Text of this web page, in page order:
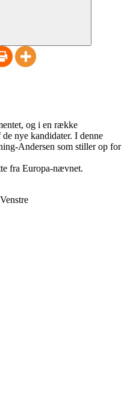
og i en række
nye kandidater. I denne
Andersen som stiller op for
fra Europa-nævnet.